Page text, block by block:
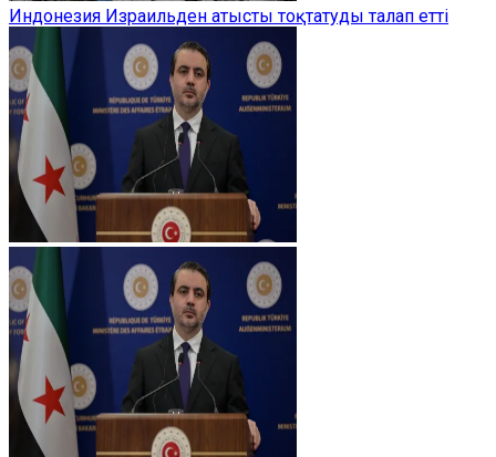
Индонезия Израильден атысты тоқтатуды талап етті